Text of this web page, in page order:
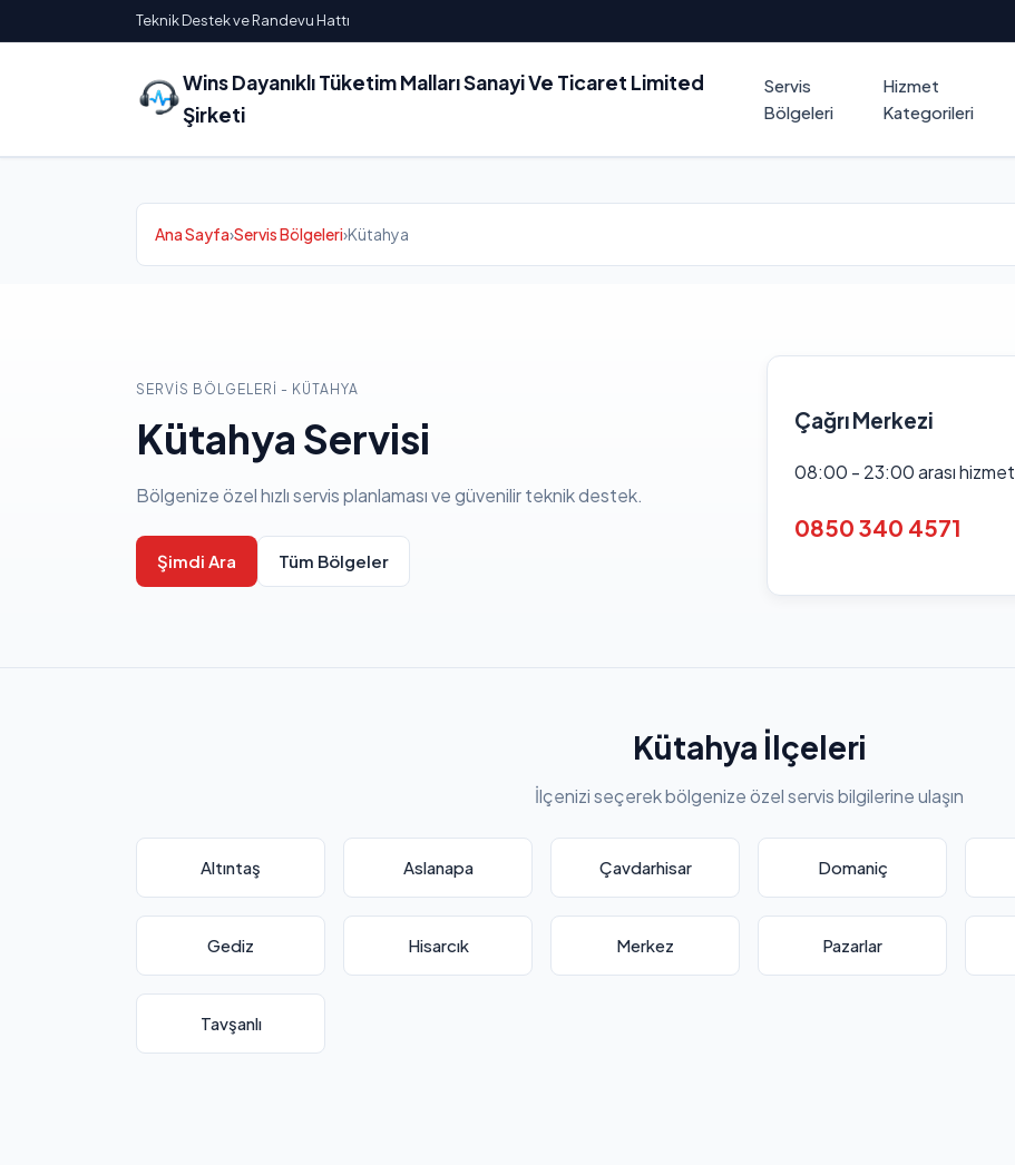
Teknik Destek ve Randevu Hattı
Wins Dayanıklı Tüketim Malları Sanayi Ve Ticaret Limited
Şirketi
Servis
Bölgeleri
Hizmet
Kategorileri
Ana Sayfa›Servis Bölgeleri›Kütahya
SERVIS BÖLGELERI - KÜTAHYA
Kütahya Servisi
Bölgenize özel hızlı servis planlaması ve güvenilir teknik destek.
Şimdi Ara Tüm Bölgeler
Çağrı Merkezi
08:00 - 23:00 arası hizmet
0850 340 4571
Kütahya İlçeleri
İlçenizi seçerek bölgenize özel servis bilgilerine ulaşın
Altıntaş Aslanapa Çavdarhisar Domaniç
Gediz Hisarcık Merkez Pazarlar
Tavşanlı